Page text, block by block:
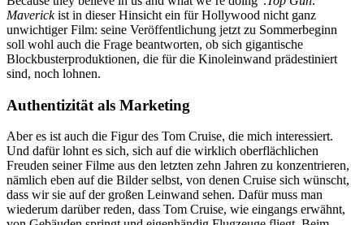
Maverickist in dieser Hinsicht ein für Hollywood nicht ganz
unwichtiger Film: seine Veröffentlichung jetzt zu Sommerbeginn
soll wohl auch die Frage beantworten, ob sich gigantische
Blockbusterproduktionen, die für die Kinoleinwand prädestiniert
sind, noch lohnen.
Authentizität als Marketing
Aber es ist auch die Figur des Tom Cruise, die mich interessiert.
Und dafür lohnt es sich, sich auf die wirklich oberflächlichen
Freuden seiner Filme aus den letzten zehn Jahren zu konzentrieren,
nämlich eben auf die Bilder selbst, von denen Cruise sich wünscht,
dass wir sie auf der großen Leinwand sehen. Dafür muss man
wiederum darüber reden, dass Tom Cruise, wie eingangs erwähnt,